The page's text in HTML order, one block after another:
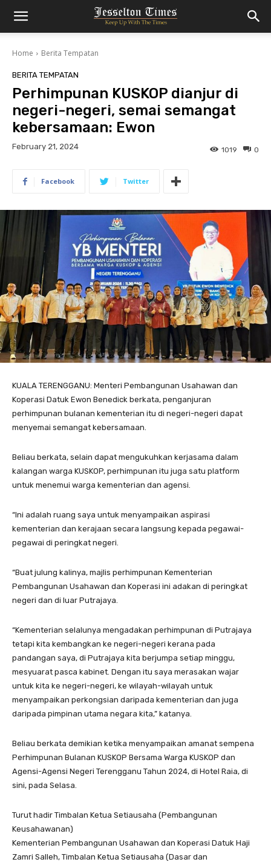
Home Berita Tempatan
BERITA TEMPATAN
Perhimpunan KUSKOP dianjur di
negeri-negeri, semai semangat
kebersamaan: Ewon
February 21, 2024 0
1019
Facebook Twitter
KUALA TERENGGANU: Menteri Pembangunan Usahawan dan
Koperasi Datuk Ewon Benedick berkata, penganjuran
perhimpunan bulanan kementerian itu di negeri-negeri dapat
menyemai semangat kebersamaan.
Beliau berkata, selain dapat mengukuhkan kerjasama dalam
kalangan warga KUSKOP, perhimpunan itu juga satu platform
untuk menemui warga kementerian dan agensi.
“Ini adalah ruang saya untuk menyampaikan aspirasi
kementerian dan kerajaan secara langsung kepada pegawai-
pegawai di peringkat negeri.
“Buat julung kalinya, majlis perhimpunan Kementerian
Pembangunan Usahawan dan Koperasi ini adakan di peringkat
negeri dan di luar Putrajaya.
“Kementerian selalunya mengadakan perhimpunan di Putrajaya
tetapi kita kembangkan ke negeri-negeri kerana pada
pandangan saya, di Putrajaya kita berjumpa setiap minggu,
mesyuarat pasca kabinet. Dengan itu saya merasakan wajar
untuk kita ke negeri-negeri, ke wilayah-wilayah untuk
menyampaikan perkongsian daripada kementerian dan juga
daripada pimpinan utama negara kita,” katanya.
Beliau berkata demikian ketika menyampaikan amanat sempena
Perhimpunan Bulanan KUSKOP Bersama Warga KUSKOP dan
Agensi-Agensi Negeri Terengganu Tahun 2024, di Hotel Raia, di
sini, pada Selasa.
Turut hadir Timbalan Ketua Setiausaha (Pembangunan
Keusahawanan)
Kementerian Pembangunan Usahawan dan Koperasi Datuk Haji
Zamri Salleh, Timbalan Ketua Setiausaha (Dasar dan